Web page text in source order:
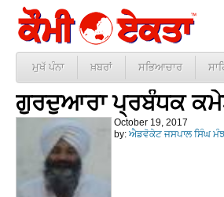
ਮੁਖੱ ਪੰਨਾ ਖ਼ਬਰਾਂ ਸਭਿਆਚਾਰ
ਗੁਰਦੁਆਰਾ ਪ੍ਰਬੰਧਕ
October 19, 2017
by: ਐਡਵੋਕੇਟ ਜਸਪਾਲ ਸਿੰਘ